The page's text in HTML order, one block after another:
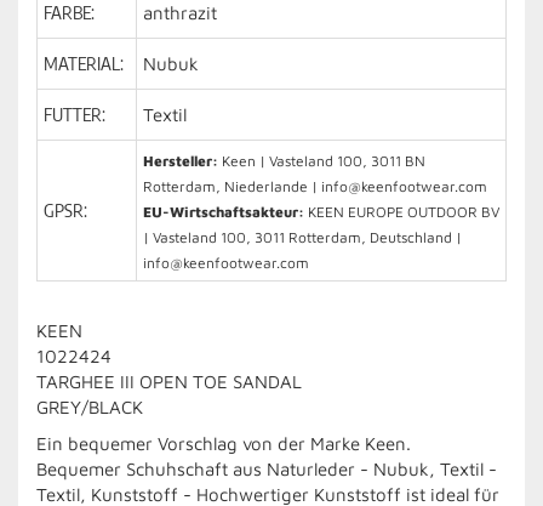
FARBE: anthrazit
MATERIAL: Nubuk
FUTTER: Textil
GPSR:
Hersteller: Keen | Vasteland 100, 3011 BN
Rotterdam, Niederlande | info@keenfootwear.com
EU-Wirtschaftsakteur: KEEN EUROPE OUTDOOR BV
| Vasteland 100, 3011 Rotterdam, Deutschland |
info@keenfootwear.com
KEEN
1022424
TARGHEE III OPEN TOE SANDAL
GREY/BLACK
Ein bequemer Vorschlag von der Marke Keen.
Bequemer Schuhschaft aus Naturleder - Nubuk, Textil -
Textil, Kunststoff - Hochwertiger Kunststoff ist ideal für